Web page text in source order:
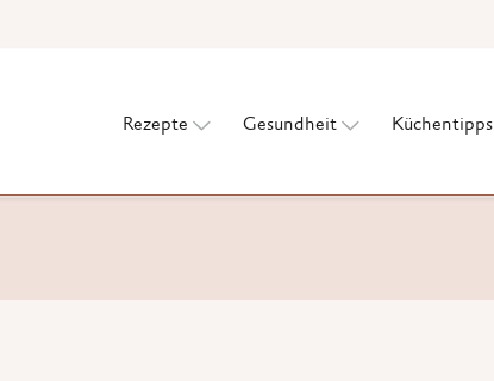
Rezepte Gesundheit Küchentipps